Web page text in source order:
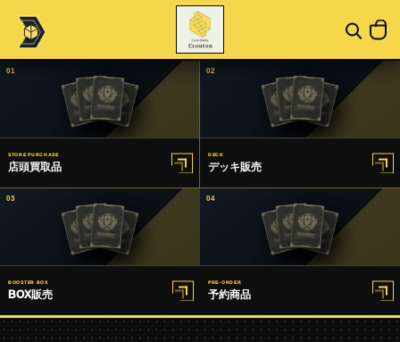
01
STORE PURCHASE
店頭買取品
02
DECK
デッキ販売
03
BOOSTER BOX
BOX販売
04
PRE-ORDER
予約商品